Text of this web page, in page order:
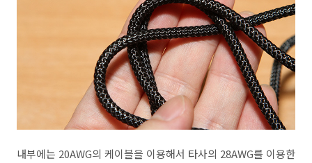
내부에는 20AWG의 케이블을 이용해서 타사의 28AWG를 이용한